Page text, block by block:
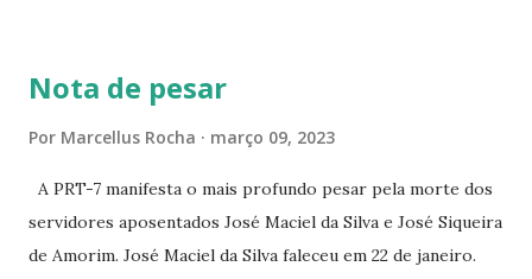
☆CINE VIP CLUBE RUA 24 DE MAIO 825 ☆CINE ECLIPSE
Nota de pesar
Por Marcellus Rocha março 09, 2023
A PRT-7 manifesta o mais profundo pesar pela morte dos
servidores aposentados José Maciel da Silva e José Siqueira
de Amorim. José Maciel da Silva faleceu em 22 de janeiro.